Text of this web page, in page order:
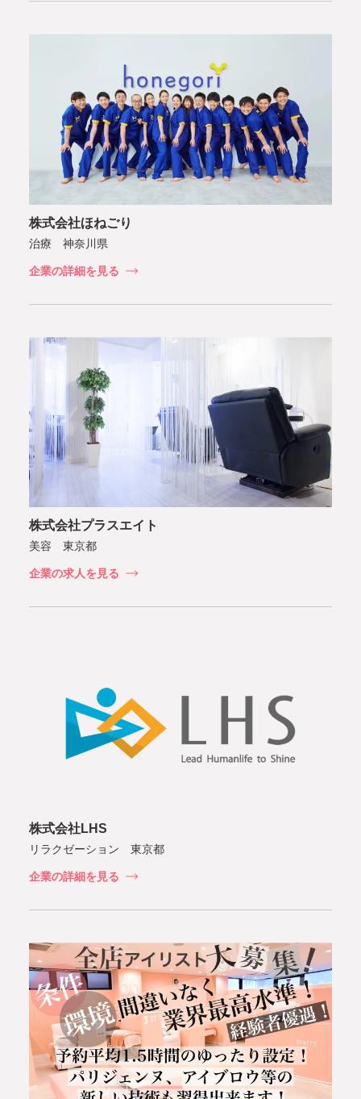
株式会社ほねごり
治療 神奈川県
企業の詳細を見る
株式会社プラスエイト
美容 東京都
企業の求人を見る
株式会社LHS
リラクゼーション 東京都
企業の詳細を見る